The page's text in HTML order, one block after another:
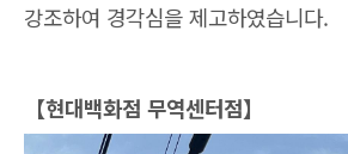
강조하여 경각심을 제고하였습니다.
【현대백화점 무역센터점】